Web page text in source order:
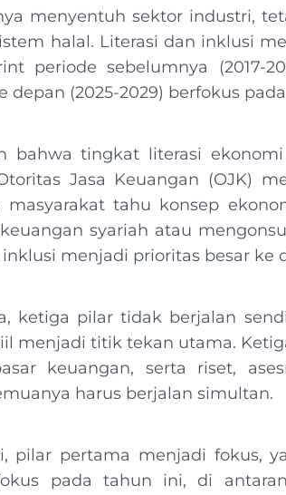
menyentuh sektor industri,
halal. Literasi dan inklusi
periode sebelumnya (2017-
depan (2025-2029) berfokus
bahwa tingkat literasi
Jasa Keuangan (OJK)
masyarakat tahu konsep
syariah atau
menjadi prioritas besar ke
ketiga pilar tidak berjalan
menjadi titik tekan utama.
keuangan, serta riset,
harus berjalan simultan.
pilar pertama menjadi fokus,
pada tahun ini, di